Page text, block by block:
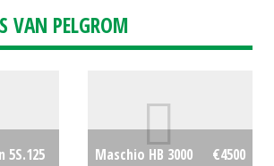
VAN PELGROM
5S.125
Maschio HB 3000 €4500